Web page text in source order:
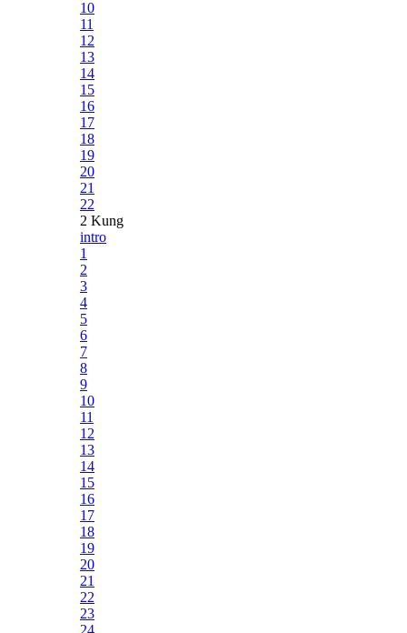
10
11
12
13
14
15
16
17
18
19
20
21
22
2 Kung
intro
1
2
3
4
5
6
7
8
9
10
11
12
13
14
15
16
17
18
19
20
21
22
23
24